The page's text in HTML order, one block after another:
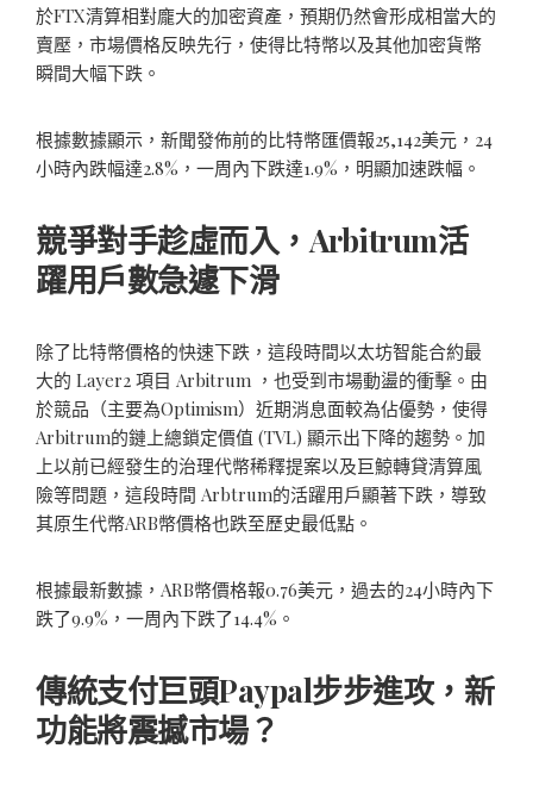
於FTX清算相對龐大的加密資產，預期仍然會形成相當大的
賣壓，市場價格反映先行，使得比特幣以及其他加密貨幣
瞬間大幅下跌。
根據數據顯示，新聞發佈前的比特幣匯價報25,142美元，24
小時內跌幅達2.8%，一周內下跌達1.9%，明顯加速跌幅。
競爭對手趁虛而入，Arbitrum活
躍用戶數急遽下滑
除了比特幣價格的快速下跌，這段時間以太坊智能合約最
大的 Layer2 項目 Arbitrum ，也受到市場動盪的衝擊。由
於競品（主要為Optimism）近期消息面較為佔優勢，使得
Arbitrum的鏈上總鎖定價值 (TVL) 顯示出下降的趨勢。加
上以前已經發生的治理代幣稀釋提案以及巨鯨轉貸清算風
險等問題，這段時間 Arbtrum的活躍用戶顯著下跌，導致
其原生代幣ARB幣價格也跌至歷史最低點。
根據最新數據，ARB幣價格報0.76美元，過去的24小時內下
跌了9.9%，一周內下跌了14.4%。
傳統支付巨頭Paypal步步進攻，新
功能將震撼市場？